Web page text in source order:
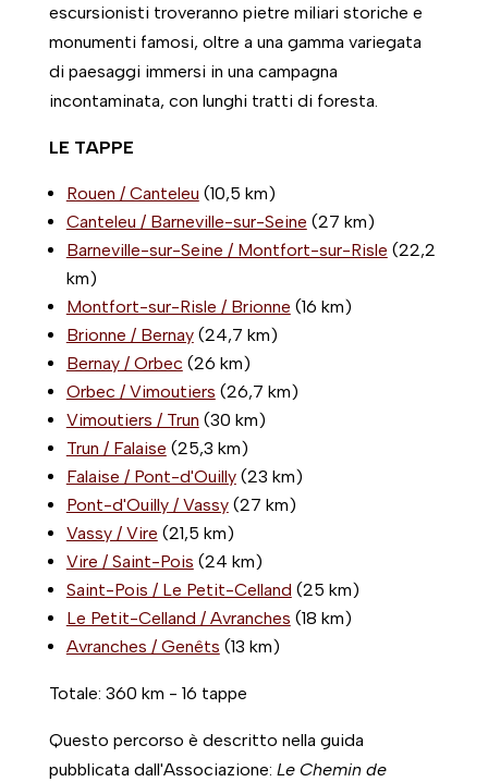
escursionisti troveranno pietre miliari storiche e
monumenti famosi, oltre a una gamma variegata
di paesaggi immersi in una campagna
incontaminata, con lunghi tratti di foresta.
LE TAPPE
Rouen / Canteleu (10,5 km)
Canteleu / Barneville-sur-Seine (27 km)
Barneville-sur-Seine / Montfort-sur-Risle (22,2
km)
Montfort-sur-Risle / Brionne (16 km)
Brionne / Bernay (24,7 km)
Bernay / Orbec (26 km)
Orbec / Vimoutiers (26,7 km)
Vimoutiers / Trun (30 km)
Trun / Falaise (25,3 km)
Falaise / Pont-d'Ouilly (23 km)
Pont-d'Ouilly / Vassy (27 km)
Vassy / Vire (21,5 km)
Vire / Saint-Pois (24 km)
Saint-Pois / Le Petit-Celland (25 km)
Le Petit-Celland / Avranches (18 km)
Avranches / Genêts (13 km)
Totale: 360 km - 16 tappe
Questo percorso è descritto nella guida
pubblicata dall'Associazione: Le Chemin de